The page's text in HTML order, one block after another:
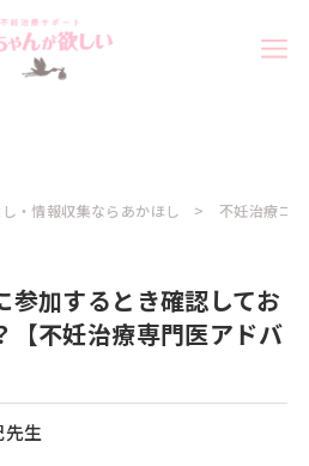
・情報収集ならあかほし 不妊治療コ
参加するとき確認してお
【不妊治療専門医アドバ
先生